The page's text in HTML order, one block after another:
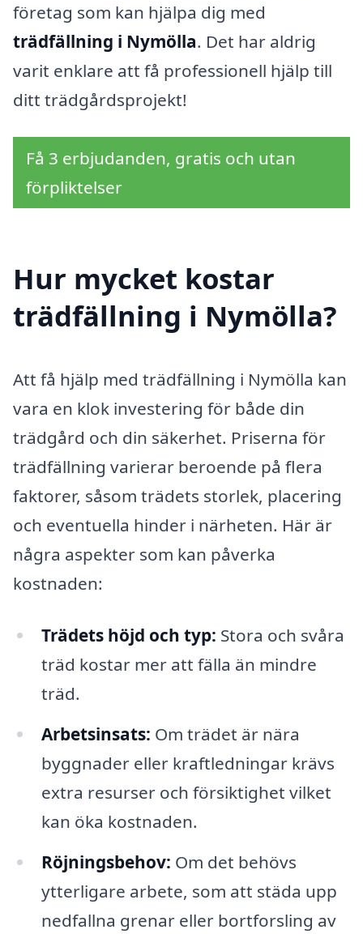
företag som kan hjälpa dig med
trädfällning i Nymölla. Det har aldrig
varit enklare att få professionell hjälp till
ditt trädgårdsprojekt!
Få 3 erbjudanden, gratis och utan
förpliktelser
Hur mycket kostar
trädfällning i Nymölla?
Att få hjälp med trädfällning i Nymölla kan
vara en klok investering för både din
trädgård och din säkerhet. Priserna för
trädfällning varierar beroende på flera
faktorer, såsom trädets storlek, placering
och eventuella hinder i närheten. Här är
några aspekter som kan påverka
kostnaden:
Trädets höjd och typ: Stora och svåra
träd kostar mer att fälla än mindre
träd.
Arbetsinsats: Om trädet är nära
byggnader eller kraftledningar krävs
extra resurser och försiktighet vilket
kan öka kostnaden.
Röjningsbehov: Om det behövs
ytterligare arbete, som att städa upp
nedfallna grenar eller bortforsling av